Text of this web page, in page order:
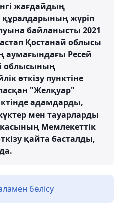
жағдайдың
құралдарының жүріп
байланысты 2021
Қостанай облысы
аумағындағы Ресей
облысының
өткізу пунктіне
"Желқуар"
адамдарды,
мен тауарларды
Мемлекеттік
қайта басталды,
бөлісу